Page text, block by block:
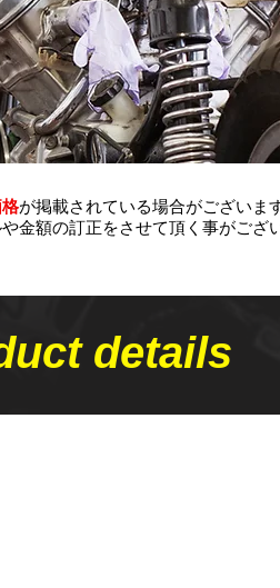
が掲載されている場合がございます
金額の​訂正をさせて頂く事がござ
details